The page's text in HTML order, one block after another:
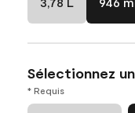
Sélectionnez
* Requis